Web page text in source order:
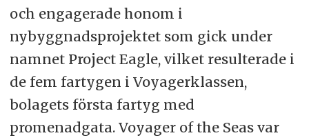
och engagerade honom i
nybyggnadsprojektet som gick under
namnet Project Eagle, vilket resulterade i
de fem fartygen i Voyagerklassen,
bolagets första fartyg med
promenadgata. Voyager of the Seas var